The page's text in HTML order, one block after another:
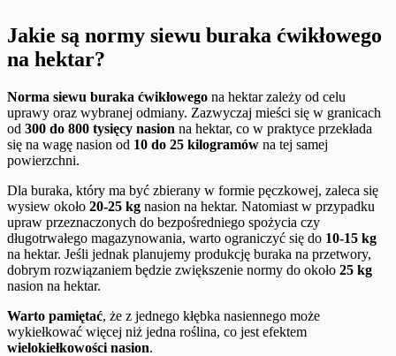
Jakie są normy siewu buraka ćwikłowego
na hektar?
Norma siewu buraka ćwikłowego na hektar zależy od celu
uprawy oraz wybranej odmiany. Zazwyczaj mieści się w granicach
od 300 do 800 tysięcy nasion na hektar, co w praktyce przekłada
się na wagę nasion od 10 do 25 kilogramów na tej samej
powierzchni.
Dla buraka, który ma być zbierany w formie pęczkowej, zaleca się
wysiew około 20-25 kg nasion na hektar. Natomiast w przypadku
upraw przeznaczonych do bezpośredniego spożycia czy
długotrwałego magazynowania, warto ograniczyć się do 10-15 kg
na hektar. Jeśli jednak planujemy produkcję buraka na przetwory,
dobrym rozwiązaniem będzie zwiększenie normy do około 25 kg
nasion na hektar.
Warto pamiętać, że z jednego kłębka nasiennego może
wykiełkować więcej niż jedna roślina, co jest efektem
wielokiełkowości nasion.